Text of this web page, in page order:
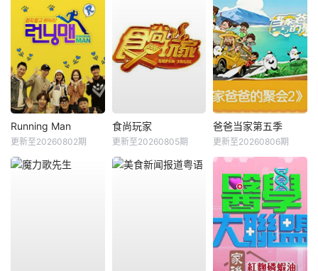
Running Man
更新至20260802期
食尚玩家
更新至20260805期
爸爸当家第五季
更新至20260806期